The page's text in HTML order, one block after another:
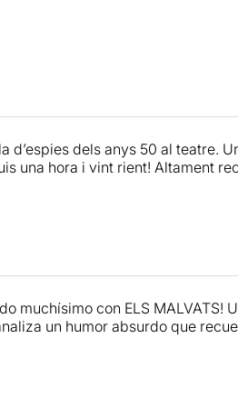
d’espies dels anys 50 al teatre.
una hora i vint rient! Altament
muchísimo con ELS MALVATS!
un humor absurdo que